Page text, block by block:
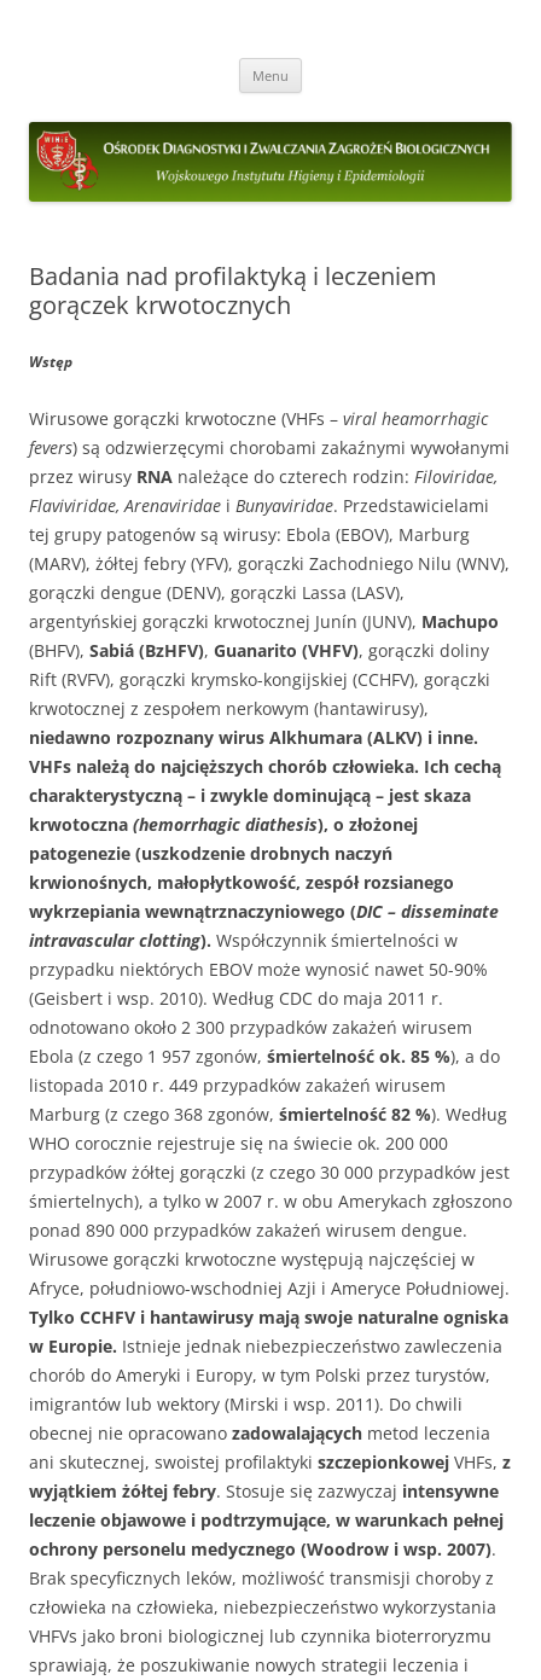
Zagrożeń Biologicznych
Menu
Badania nad profilaktyką i leczeniem
gorączek krwotocznych
Wstęp
Wirusowe gorączki krwotoczne (VHFs – viral heamorrhagic
fevers) są odzwierzęcymi chorobami zakaźnymi wywołanymi
przez wirusy RNA należące do czterech rodzin: Filoviridae,
Flaviviridae, Arenaviridae i Bunyaviridae. Przedstawicielami
tej grupy patogenów są wirusy: Ebola (EBOV), Marburg
(MARV), żółtej febry (YFV), gorączki Zachodniego Nilu (WNV),
gorączki dengue (DENV), gorączki Lassa (LASV),
argentyńskiej gorączki krwotocznej Junín (JUNV), Machupo
(BHFV), Sabiá (BzHFV), Guanarito (VHFV), gorączki doliny
Rift (RVFV), gorączki krymsko-kongijskiej (CCHFV), gorączki
krwotocznej z zespołem nerkowym (hantawirusy),
niedawno rozpoznany wirus Alkhumara (ALKV) i inne.
VHFs należą do najcięższych chorób człowieka. Ich cechą
charakterystyczną – i zwykle dominującą – jest skaza
krwotoczna (hemorrhagic diathesis), o złożonej
patogenezie (uszkodzenie drobnych naczyń
krwionośnych, małopłytkowość, zespół rozsianego
wykrzepiania wewnątrznaczyniowego (DIC – disseminate
intravascular clotting). Współczynnik śmiertelności w
przypadku niektórych EBOV może wynosić nawet 50-90%
(Geisbert i wsp. 2010). Według CDC do maja 2011 r.
odnotowano około 2 300 przypadków zakażeń wirusem
Ebola (z czego 1 957 zgonów, śmiertelność ok. 85 %), a do
listopada 2010 r. 449 przypadków zakażeń wirusem
Marburg (z czego 368 zgonów, śmiertelność 82 %). Według
WHO corocznie rejestruje się na świecie ok. 200 000
przypadków żółtej gorączki (z czego 30 000 przypadków jest
śmiertelnych), a tylko w 2007 r. w obu Amerykach zgłoszono
ponad 890 000 przypadków zakażeń wirusem dengue.
Wirusowe gorączki krwotoczne występują najczęściej w
Afryce, południowo-wschodniej Azji i Ameryce Południowej.
Tylko CCHFV i hantawirusy mają swoje naturalne ogniska
w Europie. Istnieje jednak niebezpieczeństwo zawleczenia
chorób do Ameryki i Europy, w tym Polski przez turystów,
imigrantów lub wektory (Mirski i wsp. 2011). Do chwili
obecnej nie opracowano zadowalających metod leczenia
ani skutecznej, swoistej profilaktyki szczepionkowej VHFs, z
wyjątkiem żółtej febry. Stosuje się zazwyczaj intensywne
leczenie objawowe i podtrzymujące, w warunkach pełnej
ochrony personelu medycznego (Woodrow i wsp. 2007).
Brak specyficznych leków, możliwość transmisji choroby z
człowieka na człowieka, niebezpieczeństwo wykorzystania
VHFVs jako broni biologicznej lub czynnika bioterroryzmu
sprawiają, że poszukiwanie nowych strategii leczenia i